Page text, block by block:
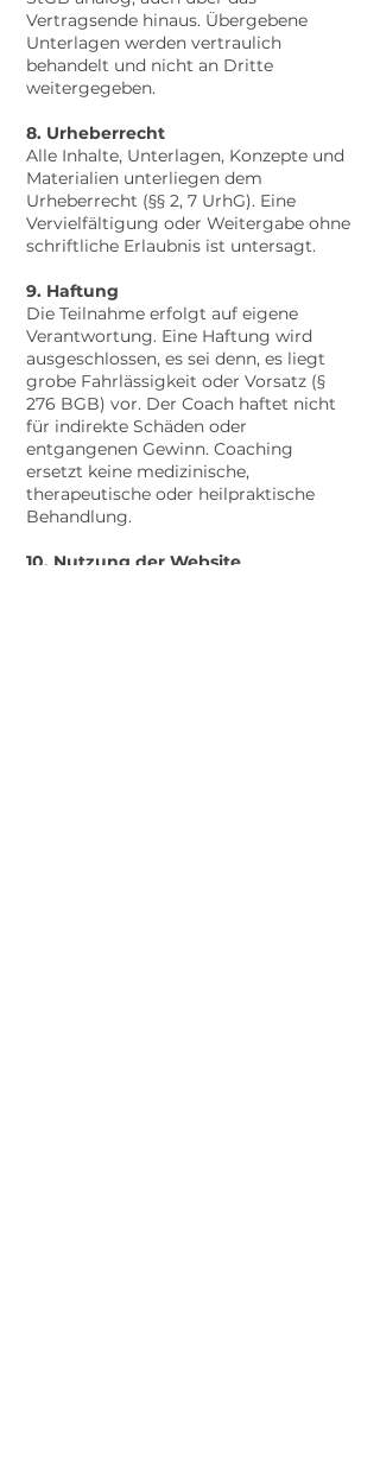
Vertragsende hinaus. Übergebene
Unterlagen werden vertraulich
behandelt und nicht an Dritte
weitergegeben.
8. Urheberrecht
Alle Inhalte, Unterlagen, Konzepte und
Materialien unterliegen dem
Urheberrecht (§§ 2, 7 UrhG). Eine
Vervielfältigung oder Weitergabe ohne
schriftliche Erlaubnis ist untersagt.
9. Haftung
Die Teilnahme erfolgt auf eigene
Verantwortung. Eine Haftung wird
ausgeschlossen, es sei denn, es liegt
grobe Fahrlässigkeit oder Vorsatz (§
276 BGB) vor. Der Coach haftet nicht
für indirekte Schäden oder
entgangenen Gewinn. Coaching
ersetzt keine medizinische,
therapeutische oder heilpraktische
Behandlung.
10. Nutzung der Website